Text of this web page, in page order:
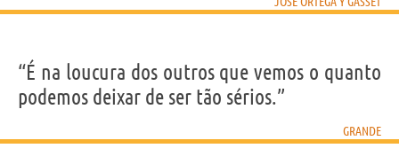
“É na loucura dos outros que vemos o quanto
podemos deixar de ser tão sérios.”
GRANDE